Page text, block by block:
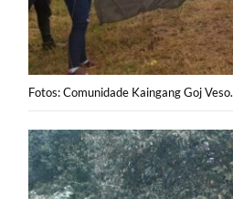
Fotos: Comunidade Kaingang Goj Veso.